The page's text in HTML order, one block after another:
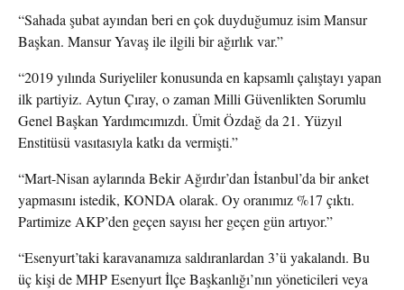
“Sahada şubat ayından beri en çok duyduğumuz isim Mansur
Başkan. Mansur Yavaş ile ilgili bir ağırlık var.”
“2019 yılında Suriyeliler konusunda en kapsamlı çalıştayı yapan
ilk partiyiz. Aytun Çıray, o zaman Milli Güvenlikten Sorumlu
Genel Başkan Yardımcımızdı. Ümit Özdağ da 21. Yüzyıl
Enstitüsü vasıtasıyla katkı da vermişti.”
“Mart-Nisan aylarında Bekir Ağırdır’dan İstanbul’da bir anket
yapmasını istedik, KONDA olarak. Oy oranımız %17 çıktı.
Partimize AKP’den geçen sayısı her geçen gün artıyor.”
“Esenyurt’taki karavanamıza saldıranlardan 3’ü yakalandı. Bu
üç kişi de MHP Esenyurt İlçe Başkanlığı’nın yöneticileri veya